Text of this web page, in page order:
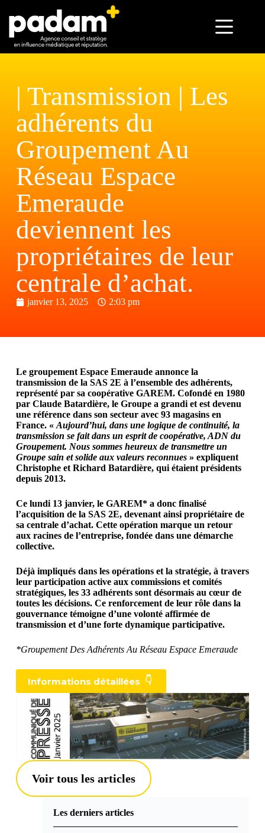
| Transmission | Les
adhérents du
Groupement Au
Réseau Espace
Emeraude
deviennent les
propriétaires de leur
centrale d’achat.
janvier 13, 2025 2:03 pm
Le groupement Espace Emeraude annonce la
transmission de la SAS 2E à l’ensemble des adhérents,
représenté par sa coopérative GAREM. Cofondé en 1980
par Claude Batardière, le Groupe a grandi et est devenu
une référence dans son secteur avec 93 magasins en
France. « Aujourd’hui, dans une logique de continuité, la
transmission se fait dans un esprit de coopérative, ADN du
Groupement. Nous sommes heureux de transmettre un
Groupe sain et solide aux valeurs reconnues » expliquent
Christophe et Richard Batardière, qui étaient présidents
depuis 2013.
Ce lundi 13 janvier, le GAREM* a donc finalisé
l’acquisition de la SAS 2E, devenant ainsi propriétaire de
sa centrale d’achat. Cette opération marque un retour
aux racines de l’entreprise, fondée dans une démarche
collective.
Déjà impliqués dans les opérations et la stratégie, à travers
leur participation active aux commissions et comités
stratégiques, les 33 adhérents sont désormais au cœur de
toutes les décisions. Ce renforcement de leur rôle dans la
gouvernance témoigne d’une volonté affirmée de
transmission et d’une forte dynamique participative.
*Groupement Des Adhérents Au Réseau Espace Emeraude
Informations détaillées 👇
Voir tous les articles
Les derniers articles